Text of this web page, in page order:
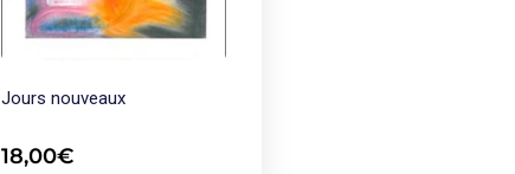
Jours nouveaux
18,00€